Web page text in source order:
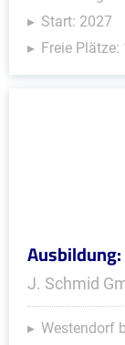
Start: 2027
Freie Plätze:
J. Schmid
Westendorf